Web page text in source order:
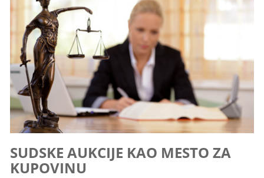
SUDSKE AUKCIJE KAO MESTO ZA
KUPOVINU